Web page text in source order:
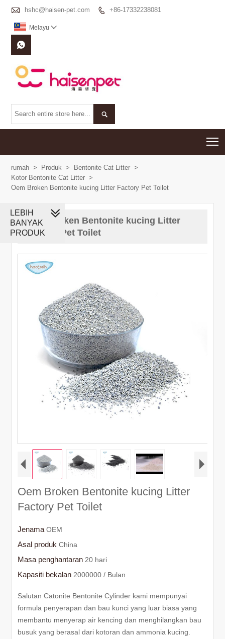
 hshc@haisen-pet.com  +86-17332238081
Melayu 


rumah > Produk > Bentonite Cat Litter >
Kotor Bentonite Cat Litter >
Oem Broken Bentonite kucing Litter Factory Pet Toilet
Oem Broken Bentonite kucing Litter
Factory Pet Toilet
Oem Broken Bentonite kucing Litter
Factory Pet Toilet
JenamaOEM
Asal produkChina
Masa penghantaran 20 hari
Kapasiti bekalan 2000000 / Bulan
Salutan Catonite Bentonite Cylinder kami mempunyai
formula penyerapan dan bau kunci yang luar biasa yang
membantu menyerap air kencing dan menghilangkan bau
busuk yang berasal dari kotoran dan ammonia kucing.
LEBIH
BANYAK
PRODUK